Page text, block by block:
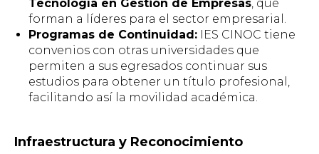
Tecnología en Gestión de Empresas, que
forman a líderes para el sector empresarial.
Programas de Continuidad: IES CINOC tiene
convenios con otras universidades que
permiten a sus egresados continuar sus
estudios para obtener un título profesional,
facilitando así la movilidad académica.
Infraestructura y Reconocimiento